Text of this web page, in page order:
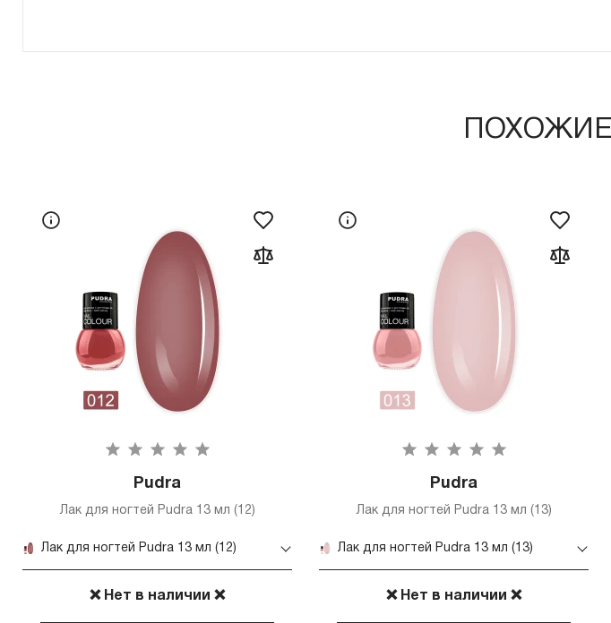
Pudra
Лак для ногтей Pudra 13 мл (12)
Лак для ногтей Pudra 13 мл (12)
❌ Нет в наличии ❌
Pudra
Лак для ногтей Pudra 13 мл (13)
Лак для ногтей Pudra 13 мл (13)
❌ Нет в наличии ❌